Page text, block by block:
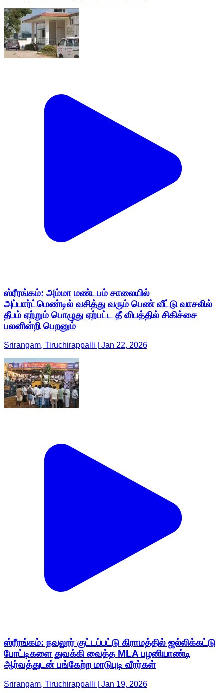
ஸ்ரீரங்கம்: அம்மா மண்டபம் சாலையில்
அப்பார்ட்மெண்டில் வசித்து வரும் பெண் வீட்டு வாசலில்
தீபம் ஏற்றும் பொழுது ஏற்பட்ட தீ விபத்தில் சிகிச்சை
பலனின்றி பெறனும்
Srirangam, Tiruchirappalli | Jan 22, 2026
ஸ்ரீரங்கம்: நவலூர் குட்டப்பட்டு கிராமத்தில் ஜல்லிக்கட்டு
போட்டிகளை துவக்கி வைத்த MLA பழனியாண்டி
ஆர்வத்துடன் பங்கேற்ற மாடுபுடி வீரர்கள்
Srirangam, Tiruchirappalli | Jan 19, 2026